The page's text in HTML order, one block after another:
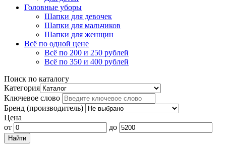
Головные уборы
Шапки для девочек
Шапки для мальчиков
Шапки для женщин
Всё по одной цене
Всё по 200 и 250 рублей
Всё по 350 и 400 рублей
Поиск по каталогу
Категория
Ключевое слово
Бренд (производитель)
Цена
от
до